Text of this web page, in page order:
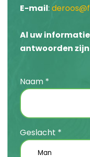
E-mail:
Al uw
antwoorden
Naam *
Geslacht *